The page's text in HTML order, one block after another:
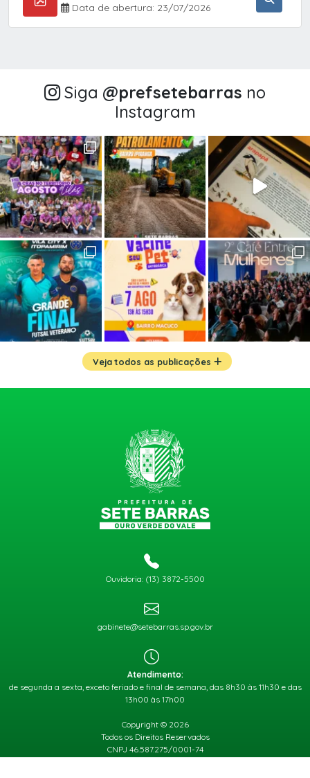
Data de abertura: 23/07/2026
Siga @‌prefsetebarras no
Instagram
Veja todos as publicações
Ouvidoria: (13) 3872-5500
gabinete@setebarras.sp.gov.br
Atendimento:
de segunda a sexta, exceto feriado e final de semana, das 8h30 às 11h30 e das
13h00 às 17h00
Copyright © 2026
Todos os Direitos Reservados
CNPJ 46.587.275/0001-74